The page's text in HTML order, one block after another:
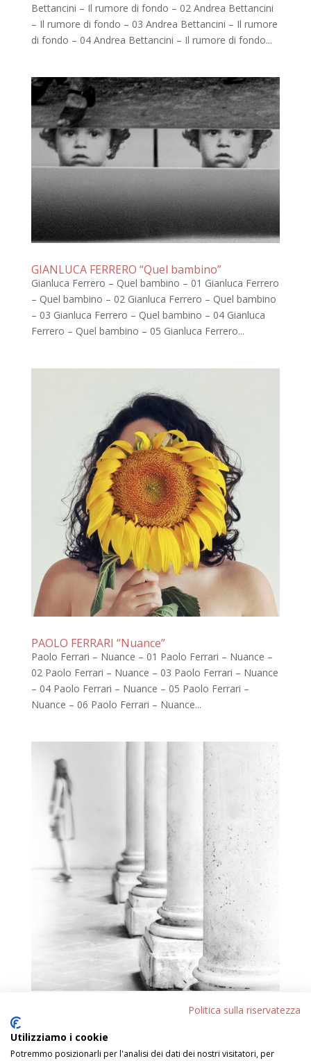
Bettancini – Il rumore di fondo – 02 Andrea Bettancini
– Il rumore di fondo – 03 Andrea Bettancini – Il rumore
di fondo – 04 Andrea Bettancini – Il rumore di fondo...
GIANLUCA FERRERO “Quel bambino”
Gianluca Ferrero – Quel bambino – 01 Gianluca Ferrero
– Quel bambino – 02 Gianluca Ferrero – Quel bambino
– 03 Gianluca Ferrero – Quel bambino – 04 Gianluca
Ferrero – Quel bambino – 05 Gianluca Ferrero...
PAOLO FERRARI “Nuance”
Paolo Ferrari – Nuance – 01 Paolo Ferrari – Nuance –
02 Paolo Ferrari – Nuance – 03 Paolo Ferrari – Nuance
– 04 Paolo Ferrari – Nuance – 05 Paolo Ferrari –
Nuance – 06 Paolo Ferrari – Nuance...
MARCO MELCHIORRI “Creature erranti”
Marco Melchiorri – Creature erranti – 01 Marco
Melchiorri – Creature erranti – 02 Marco Melchiorri –
Politica sulla riservatezza
Utilizziamo i cookie
Potremmo posizionarli per l'analisi dei dati dei nostri visitatori, per